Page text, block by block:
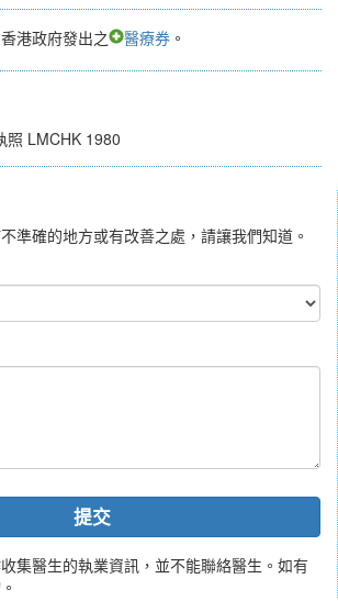
港政府發出之 醫療券 。
照 LMCHK 1980
準確的地方或有改善之處，請讓我們知道。
提交
集醫生的執業資訊，並不能聯絡醫生。如有